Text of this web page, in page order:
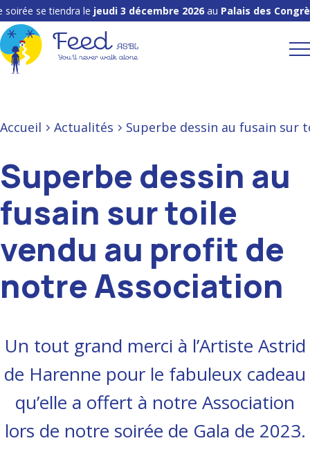
se tiendra lejeudi 3 décembre 2026auPalais des
Accueil Actualités Superbe dessin au fusain sur
Superbe dessin au
fusain sur toile
vendu au profit de
notre Association
Un tout grand merci à l’Artiste Astrid
de Harenne pour le fabuleux cadeau
qu’elle a offert à notre Association
lors de notre soirée de Gala de 2023.